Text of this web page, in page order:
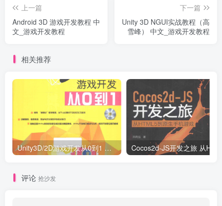
上一篇
Android 3D 游戏开发教程 中
文_游戏开发教程
下一篇
Unity 3D NGUI实战教程（高
雪峰） 中文_游戏开发教程
相关推荐
Unity3D/2D游戏开发从0到1 （刘国柱著） 完整版_游戏开发教程
评论 抢沙发